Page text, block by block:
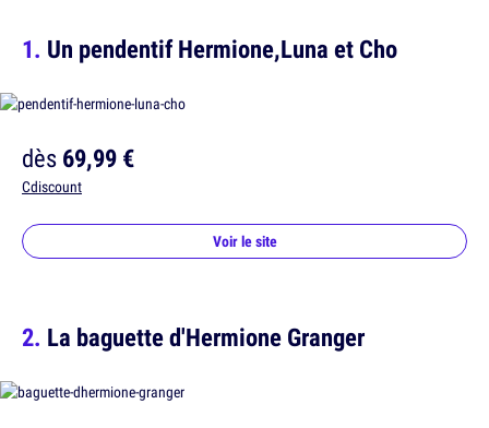
Un pendentif Hermione,Luna et Cho
dès69,99 €
Cdiscount
Voir le site
La baguette d'Hermione Granger